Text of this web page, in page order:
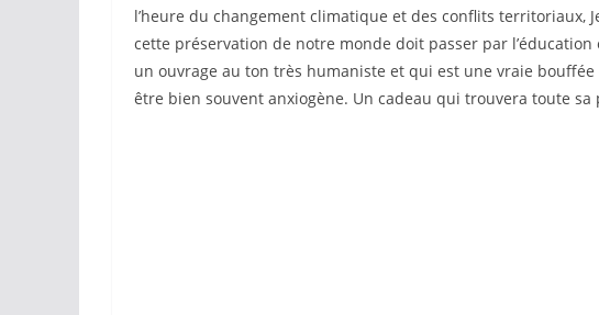
l’heure du changement climatique et des conflits territoriaux,
cette préservation de notre monde doit passer par
un ouvrage au ton très humaniste et qui est une vraie
être bien souvent anxiogène. Un cadeau qui trouvera toute